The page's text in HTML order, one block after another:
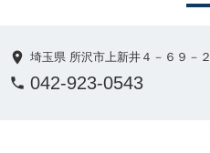
埼玉県 所沢市上新井４－６９－２
042-923-0543